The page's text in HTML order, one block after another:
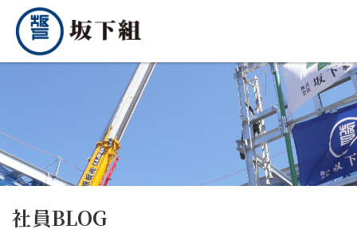
社員BLOG